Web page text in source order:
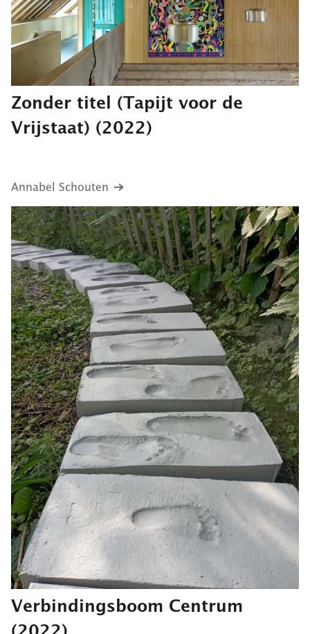
Zonder titel (Tapijt voor de
Vrijstaat) (2022)
Annabel Schouten
Verbindingsboom Centrum